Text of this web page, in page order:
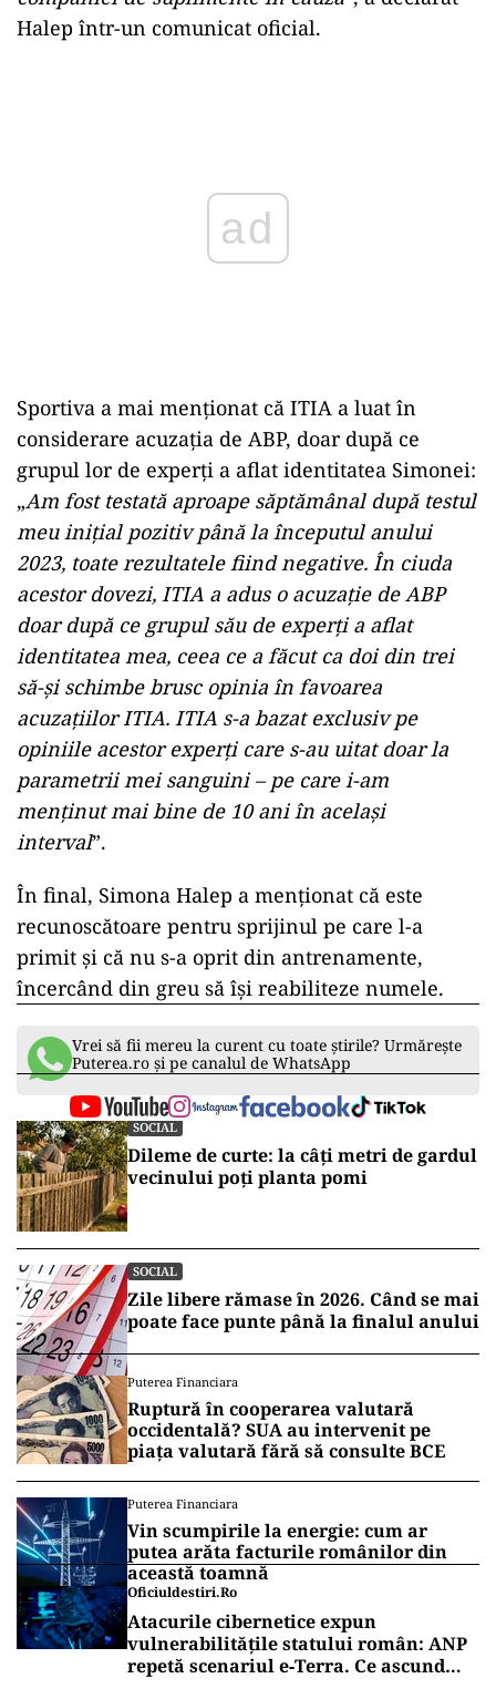
Halep într-un comunicat oficial.
ad
Sportiva a mai menționat că ITIA a luat în
considerare acuzația de ABP, doar după ce
grupul lor de experți a aflat identitatea Simonei:
„Am fost testată aproape săptămânal după testul
meu inițial pozitiv până la începutul anului
2023, toate rezultatele fiind negative. În ciuda
acestor dovezi, ITIA a adus o acuzație de ABP
doar după ce grupul său de experți a aflat
identitatea mea, ceea ce a făcut ca doi din trei
să-și schimbe brusc opinia în favoarea
acuzațiilor ITIA. ITIA s-a bazat exclusiv pe
opiniile acestor experți care s-au uitat doar la
parametrii mei sanguini – pe care i-am
menținut mai bine de 10 ani în același
interval”.
În final, Simona Halep a menționat că este
recunoscătoare pentru sprijinul pe care l-a
primit și că nu s-a oprit din antrenamente,
încercând din greu să își reabiliteze numele.
Vrei să fii mereu la curent cu toate știrile? Urmărește
Puterea.ro și pe canalul de WhatsApp
SOCIAL
Dileme de curte: la câți metri de gardul
vecinului poți planta pomi
SOCIAL
Zile libere rămase în 2026. Când se mai
poate face punte până la finalul anului
Puterea Financiara
Ruptură în cooperarea valutară
occidentală? SUA au intervenit pe
piața valutară fără să consulte BCE
Puterea Financiara
Vin scumpirile la energie: cum ar
putea arăta facturile românilor din
această toamnă
Oficiuldestiri.ro
Atacurile cibernetice expun
vulnerabilitățile statului român: ANP
repetă scenariul e‑Terra. Ce ascund